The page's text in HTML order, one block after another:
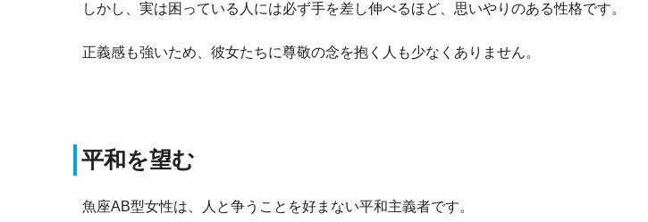
しかし、実は困っている人には必ず手を差し伸べるほど、思いやりのある性格です。
正義感も強いため、彼女たちに尊敬の念を抱く人も少なくありません。
平和を望む
魚座AB型女性は、人と争うことを好まない平和主義者です。